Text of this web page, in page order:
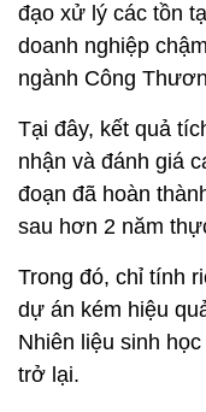
đạo xử lý các tồn
doanh nghiệp
ngành Công
Tại đây, kết quả
nhận và đánh giá
đoạn đã hoàn
sau hơn 2 năm
Trong đó, chỉ tính
dự án kém hiệu
Nhiên liệu sinh
trở lại.